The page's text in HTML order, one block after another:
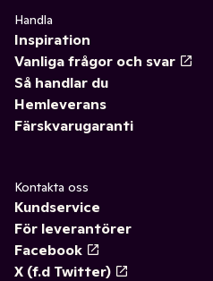
Handla
Inspiration
Vanliga frågor och svar
Så handlar du
Hemleverans
Färskvarugaranti
Kontakta oss
Kundservice
För leverantörer
Facebook
X (f.d Twitter)